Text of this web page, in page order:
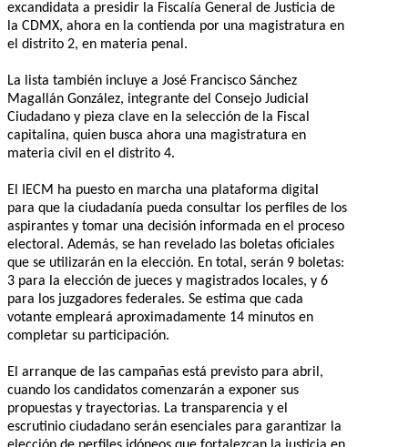
excandidata a presidir la Fiscalía General de Justicia de
la CDMX, ahora en la contienda por una magistratura en
el distrito 2, en materia penal.
La lista también incluye a José Francisco Sánchez
Magallán González, integrante del Consejo Judicial
Ciudadano y pieza clave en la selección de la Fiscal
capitalina, quien busca ahora una magistratura en
materia civil en el distrito 4.
El IECM ha puesto en marcha una plataforma digital
para que la ciudadanía pueda consultar los perfiles de los
aspirantes y tomar una decisión informada en el proceso
electoral. Además, se han revelado las boletas oficiales
que se utilizarán en la elección. En total, serán 9 boletas:
3 para la elección de jueces y magistrados locales, y 6
para los juzgadores federales. Se estima que cada
votante empleará aproximadamente 14 minutos en
completar su participación.
El arranque de las campañas está previsto para abril,
cuando los candidatos comenzarán a exponer sus
propuestas y trayectorias. La transparencia y el
escrutinio ciudadano serán esenciales para garantizar la